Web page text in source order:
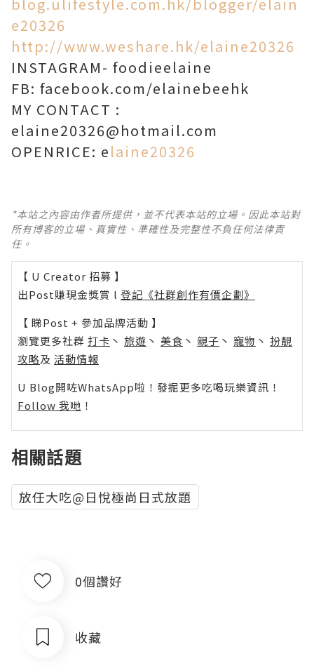
e20326
http://www.weshare.hk/elaine20326
INSTAGRAM- foodieelaine
FB: facebook.com/elainebeehk
MY CONTACT :
elaine20326@hotmail.com
OPENRICE: elaine20326
*本站之內容由作者所提供，並不代表本站的立場。因此本站對
所有博客的立場、真實性、準確性及完整性不負任何法律責
任。
【 U Creator 招募 】
出Post賺現金獎賞 l 登記《社群創作有價企劃》
【 睇Post + 參加品牌活動 】
瀏覽更多社群 打卡 丶 旅遊 丶 美食 丶 親子 丶 寵物 丶 扮靚
攻略及 活動情報
U Blog開咗WhatsApp啦！發掘更多吃喝玩樂資訊！
Follow 我哋 ！
相關話題
放任大吃@日悅極尚日式放題
0個讚好
收藏